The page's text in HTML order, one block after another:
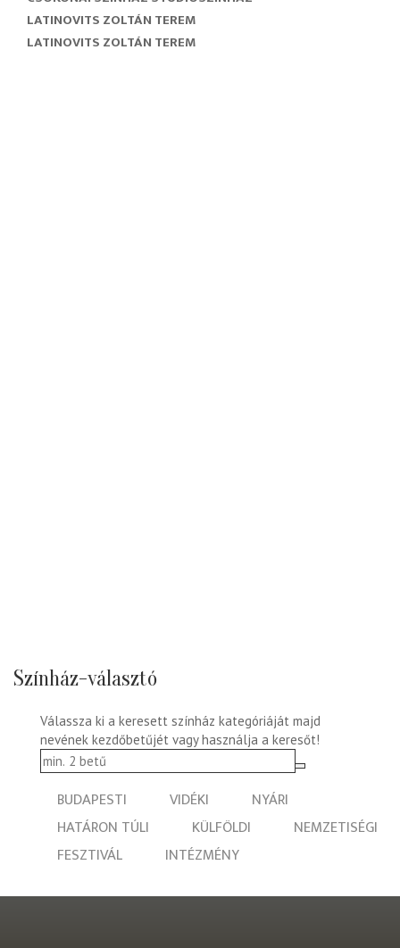
LATINOVITS ZOLTÁN TEREM
LATINOVITS ZOLTÁN TEREM
Színház-választó
Válassza ki a keresett színház kategóriáját majd
nevének kezdőbetűjét vagy használja a keresőt!
BUDAPESTI VIDÉKI
NYÁRI
HATÁRON TÚLI
KÜLFÖLDI
NEMZETISÉGI
FESZTIVÁL
INTÉZMÉNY